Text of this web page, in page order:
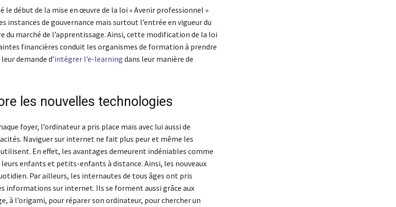
le début de la mise en œuvre de la loi « Avenir professionnel »
instances de gouvernance mais surtout l’entrée en vigueur du
du marché de l’apprentissage. Ainsi, cette modification de la loi
financières conduit les organismes de formation à prendre
demande d’intégrer l’e-learning dans leur manière de
les nouvelles technologies
foyer, l’ordinateur a pris place mais avec lui aussi de
Naviguer sur internet ne fait plus peur et même les
En effet, les avantages demeurent indéniables comme
leurs enfants et petits-enfants à distance. Ainsi, les nouveaux
Par ailleurs, les internautes de tous âges ont pris
informations sur internet. Ils se forment aussi grâce aux
à l’origami, pour réparer son ordinateur, pour chercher un